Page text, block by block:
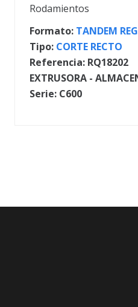
Rodamientos
Formato: TANDEM
Tipo: CORTE RECTO
Referencia: RQ18202
EXTRUSORA -
Serie: C600